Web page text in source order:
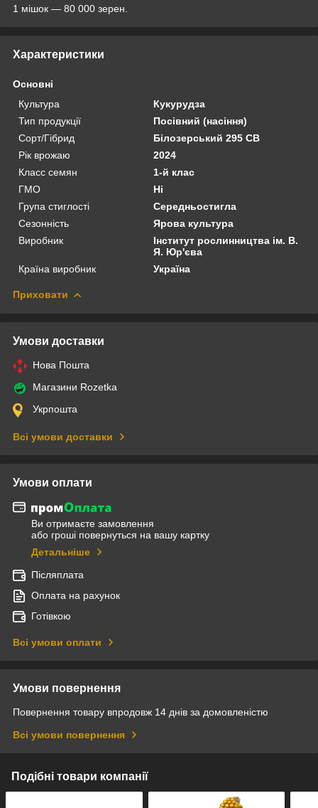
1 мішок — 80 000 зерен.
Характеристики
Основні
Культура
Кукурудза
Тип продукції
Посівний (насіння)
Сорт/Гібрид
Білозерський 295 СВ
Рік врожаю
2024
Класс семян
1-й клас
ГМО
Ні
Група стиглості
Середньостигла
Сезонність
Ярова культура
Виробник
Інститут рослинництва ім. В.
Я. Юр'єва
Країна виробник
Україна
Приховати
Умови доставки
Нова Пошта
Магазини Rozetka
Укрпошта
Всі умови доставки
Умови оплати
Ви отримаєте замовлення
або гроші повернуться на вашу картку
Детальніше
Післяплата
Оплата на рахунок
Готівкою
Всі умови оплати
Умови повернення
Повернення товару впродовж 14 днів за домовленістю
Всі умови повернення
Подібні товари компанії